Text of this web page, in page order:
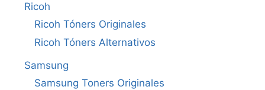
Ricoh
Ricoh Tóners Originales
Ricoh Tóners Alternativos
Samsung
Samsung Toners Originales